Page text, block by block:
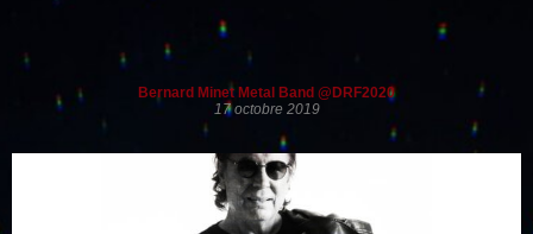
Bernard Minet Metal Band @DRF2020
17 octobre 2019